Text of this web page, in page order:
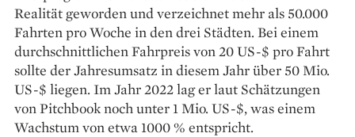
Realität geworden und verzeichnet mehr als 50.000
Fahrten pro Woche in den drei Städten. Bei einem
durchschnittlichen Fahrpreis von 20 US-$ pro Fahrt
sollte der Jahresumsatz in diesem Jahr über 50 Mio.
US-$ liegen. Im Jahr 2022 lag er laut Schätzungen
von Pitchbook noch unter 1 Mio. US-$, was einem
Wachstum von etwa 1000 % entspricht.